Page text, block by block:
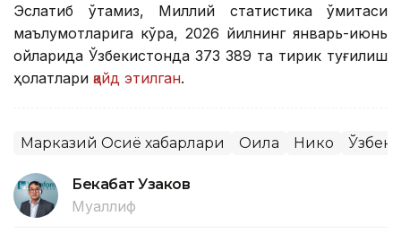
Эслатиб ўтамиз, Миллий статистика қўмитаси
маълумотларига кўра, 2026 йилнинг январь-июнь
ойларида Ўзбекистонда 373 389 та тирик туғилиш
ҳолатлари қайд этилган.
Марказий Осиё хабарлари Оила Никоҳ
Бекабат Узаков
Муаллиф